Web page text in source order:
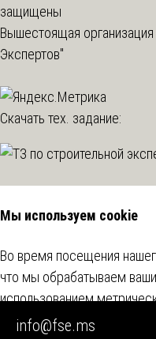
защищены
Вышестоящая организация
Экспертов"
Скачать тех. задание:
info@fse.ms
Мы используем cookie
Во время посещения
что мы обрабатываем
использованием